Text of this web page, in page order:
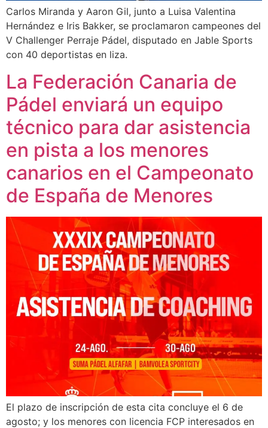
Carlos Miranda y Aaron Gil, junto a Luisa Valentina
Hernández e Iris Bakker, se proclamaron campeones del
V Challenger Perraje Pádel, disputado en Jable Sports
con 40 deportistas en liza.
La Federación Canaria de
Pádel enviará un equipo
técnico para dar asistencia
en pista a los menores
canarios en el Campeonato
de España de Menores
El plazo de inscripción de esta cita concluye el 6 de
agosto; y los menores con licencia FCP interesados en